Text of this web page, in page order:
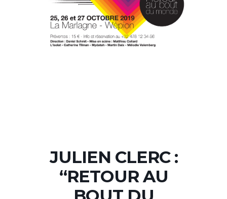
JULIEN CLERC :
“RETOUR AU